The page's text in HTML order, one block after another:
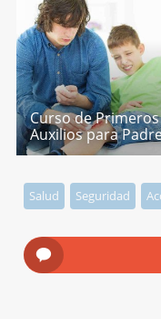
Curso de Primeros
Auxilios para
Salud Seguridad